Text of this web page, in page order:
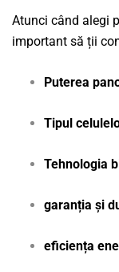
Atunci când alegi
important să ții
Puterea
Tipul
Tehnologia
garanția și
eficiența